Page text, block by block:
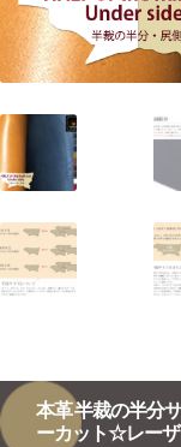
本革 半裁の半分
ーカット☆レー